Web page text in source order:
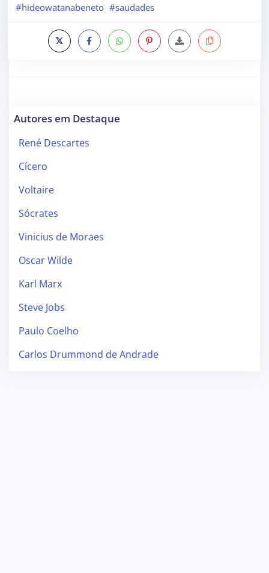
#hideowatanabeneto #saudades
Autores em Destaque
René Descartes
Cícero
Voltaire
Sócrates
Vinicius de Moraes
Oscar Wilde
Karl Marx
Steve Jobs
Paulo Coelho
Carlos Drummond de Andrade